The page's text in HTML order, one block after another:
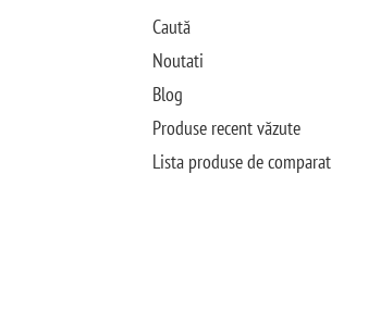
Caută
Noutati
Blog
Produse recent văzute
Lista produse de comparat